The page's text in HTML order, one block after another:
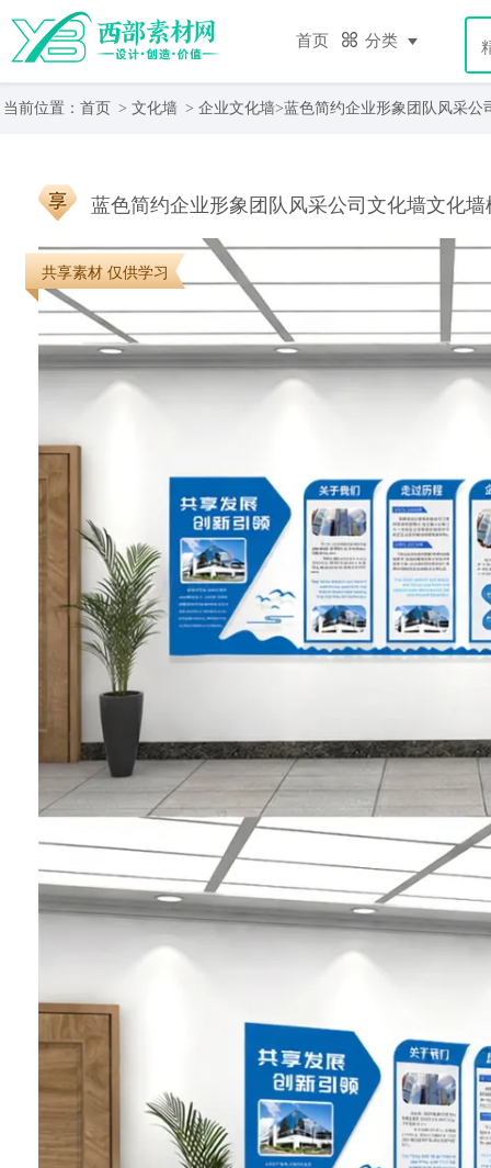
首页 分类
当前位置： 首页 > 文化墙 > 企业文化墙>蓝色简约企业形象团队风采公
蓝色简约企业形象团队风采公司文化墙文化墙
共享素材 仅供学习